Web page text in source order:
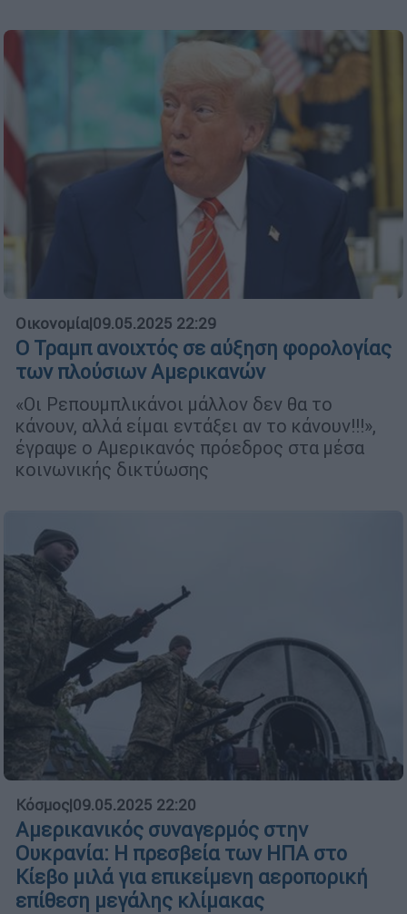
Οικονομία|09.05.2025 22:29
Ο Τραμπ ανοιχτός σε αύξηση φορολογίας
των πλούσιων Αμερικανών
«Οι Ρεπουμπλικάνοι μάλλον δεν θα το
κάνουν, αλλά είμαι εντάξει αν το κάνουν!!!»,
έγραψε ο Αμερικανός πρόεδρος στα μέσα
κοινωνικής δικτύωσης
Κόσμος|09.05.2025 22:20
Αμερικανικός συναγερμός στην
Ουκρανία: Η πρεσβεία των ΗΠΑ στο
Κίεβο μιλά για επικείμενη αεροπορική
επίθεση μεγάλης κλίμακας